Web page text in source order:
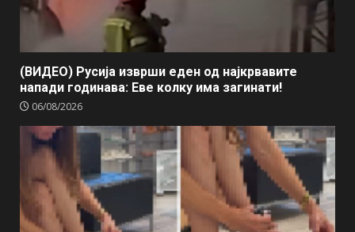
(ВИДЕО) Русија изврши еден од најкрвавите
напади годинава: Еве колку има загинати!
06/08/2026